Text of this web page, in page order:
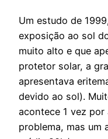
Um estudo de
exposição ao sol
muito alto e que
protetor solar, a
apresentava
devido ao sol).
acontece 1 vez
problema, mas um